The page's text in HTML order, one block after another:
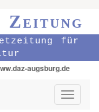
Zeitung
für
augsburg.de
Toggle